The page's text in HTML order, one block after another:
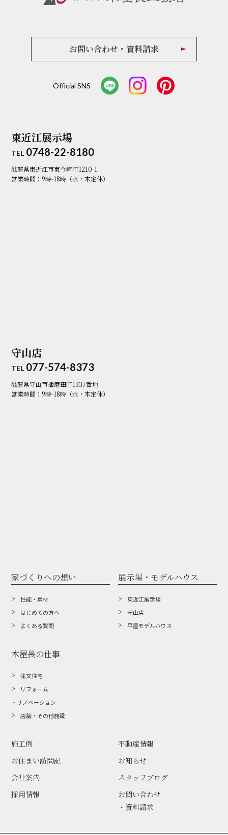
お問い合わせ・資料請求
Official SNS
東近江展示場
TEL 0748-22-8180
滋賀県東近江市東今崎町1210-1
営業時間：9時-18時（水・木定休）
守山店
TEL 077-574-8373
滋賀県守山市播磨田町1337番地
営業時間：9時-18時（水・木定休）
家づくりへの想い
性能・素材
はじめての方へ
よくある質問
展示場・モデルハウス
東近江展示場
守山店
平屋モデルハウス
木屋長の仕事
注文住宅
リフォーム
・リノベーション
店舗・その他施設
施工例
お住まい訪問記
会社案内
採用情報
不動産情報
お知らせ
スタッフブログ
お問い合わせ
・資料請求